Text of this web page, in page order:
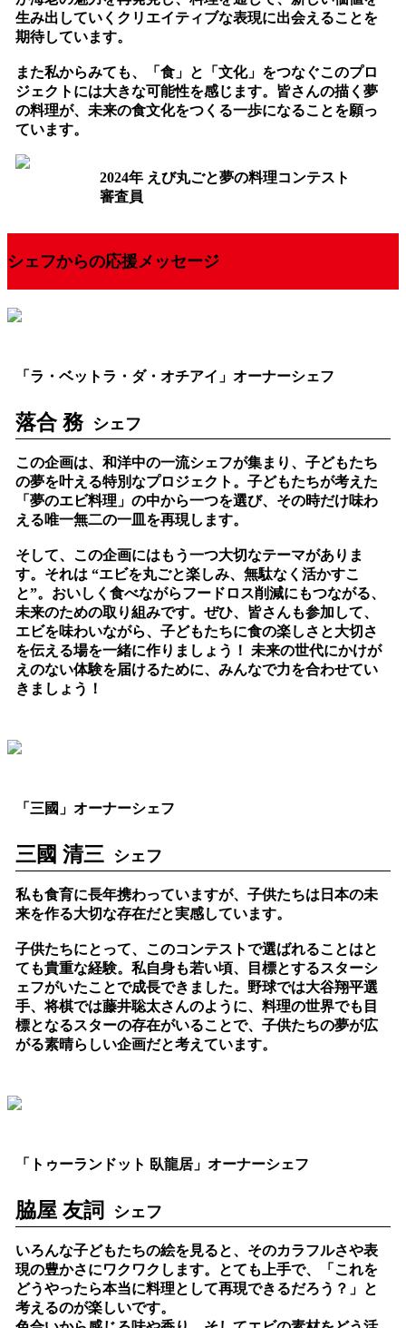
生み出していくクリエイティブな表現に出会えることを
期待しています。
また私からみても、「食」と「文化」をつなぐこのプロ
ジェクトには大きな可能性を感じます。皆さんの描く夢
の料理が、未来の食文化をつくる一歩になることを願っ
ています。
2024年 えび丸ごと夢の料理コンテスト
審査員
シェフからの応援メッセージ
「ラ・ベットラ・ダ・オチアイ」オーナーシェフ
落合 務 シェフ
この企画は、和洋中の一流シェフが集まり、子どもたち
の夢を叶える特別なプロジェクト。子どもたちが考えた
「夢のエビ料理」の中から一つを選び、その時だけ味わ
える唯一無二の一皿を再現します。
そして、この企画にはもう一つ大切なテーマがありま
す。それは “エビを丸ごと楽しみ、無駄なく活かすこ
と”。おいしく食べながらフードロス削減にもつながる、
未来のための取り組みです。ぜひ、皆さんも参加して、
エビを味わいながら、子どもたちに食の楽しさと大切さ
を伝える場を一緒に作りましょう！ 未来の世代にかけが
えのない体験を届けるために、みんなで力を合わせてい
きましょう！
「三國」オーナーシェフ
三國 清三 シェフ
私も食育に長年携わっていますが、子供たちは日本の未
来を作る大切な存在だと実感しています。
子供たちにとって、このコンテストで選ばれることはと
ても貴重な経験。私自身も若い頃、目標とするスターシ
ェフがいたことで成長できました。野球では大谷翔平選
手、将棋では藤井聡太さんのように、料理の世界でも目
標となるスターの存在がいることで、子供たちの夢が広
がる素晴らしい企画だと考えています。
「トゥーランドット 臥龍居」オーナーシェフ
脇屋 友詞 シェフ
いろんな子どもたちの絵を見ると、そのカラフルさや表
現の豊かさにワクワクします。とても上手で、「これを
どうやったら本当に料理として再現できるだろう？」と
考えるのが楽しいです。